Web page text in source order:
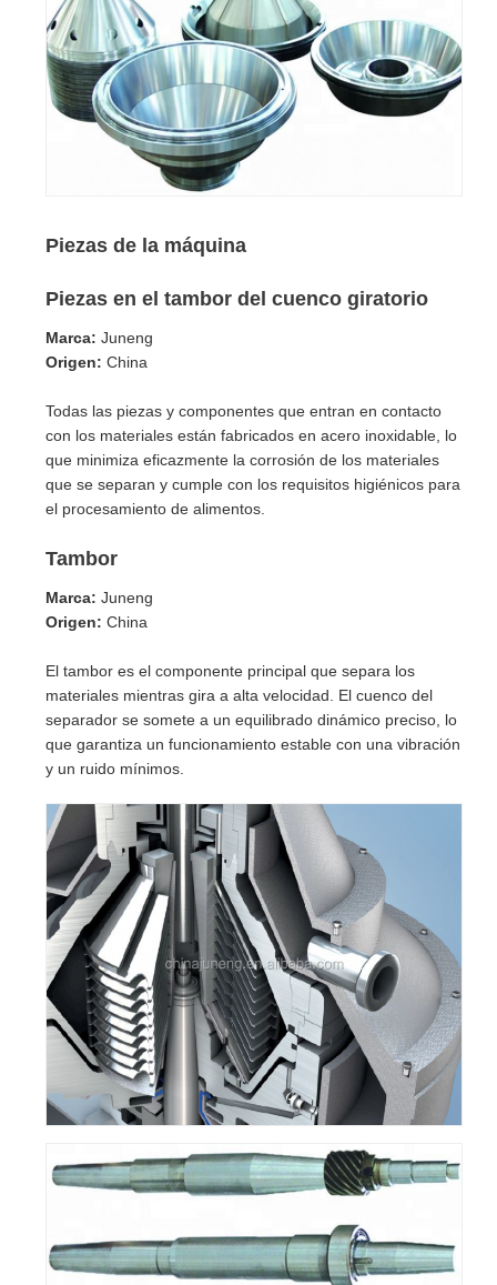
Piezas de la máquina
Piezas en el tambor del cuenco giratorio
Marca: Juneng
Origen: China
Todas las piezas y componentes que entran en contacto
con los materiales están fabricados en acero inoxidable, lo
que minimiza eficazmente la corrosión de los materiales
que se separan y cumple con los requisitos higiénicos para
el procesamiento de alimentos.
Tambor
Marca: Juneng
Origen: China
El tambor es el componente principal que separa los
materiales mientras gira a alta velocidad. El cuenco del
separador se somete a un equilibrado dinámico preciso, lo
que garantiza un funcionamiento estable con una vibración
y un ruido mínimos.